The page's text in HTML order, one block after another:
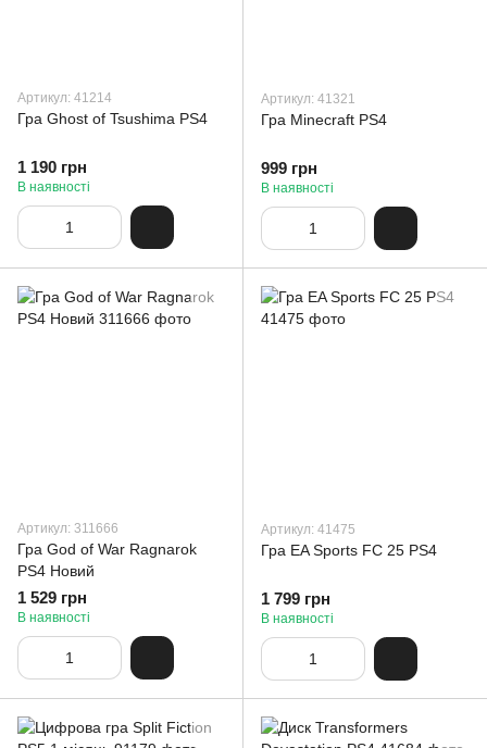
Артикул: 41214
Гра Ghost of Tsushima PS4
1 190 грн
В наявності
Артикул: 41321
Гра Minecraft PS4
999 грн
В наявності
Артикул: 311666
Гра God of War Ragnarok
PS4 Новий
1 529 грн
В наявності
Артикул: 41475
Гра EA Sports FC 25 PS4
1 799 грн
В наявності